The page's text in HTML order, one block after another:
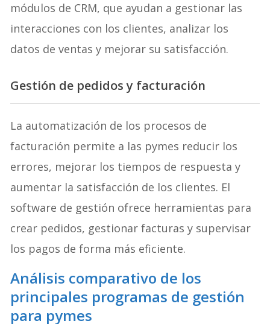
módulos de CRM, que ayudan a gestionar las
interacciones con los clientes, analizar los
datos de ventas y mejorar su satisfacción.
Gestión de pedidos y facturación
La automatización de los procesos de
facturación permite a las pymes reducir los
errores, mejorar los tiempos de respuesta y
aumentar la satisfacción de los clientes. El
software de gestión ofrece herramientas para
crear pedidos, gestionar facturas y supervisar
los pagos de forma más eficiente.
Análisis comparativo de los
principales programas de gestión
para pymes